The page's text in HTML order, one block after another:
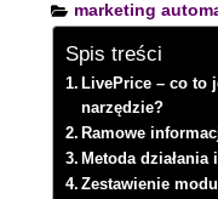
marketing
Spis treści
LivePrice – co to
narzędzie?
Ramowe
Metoda
Zestawienie